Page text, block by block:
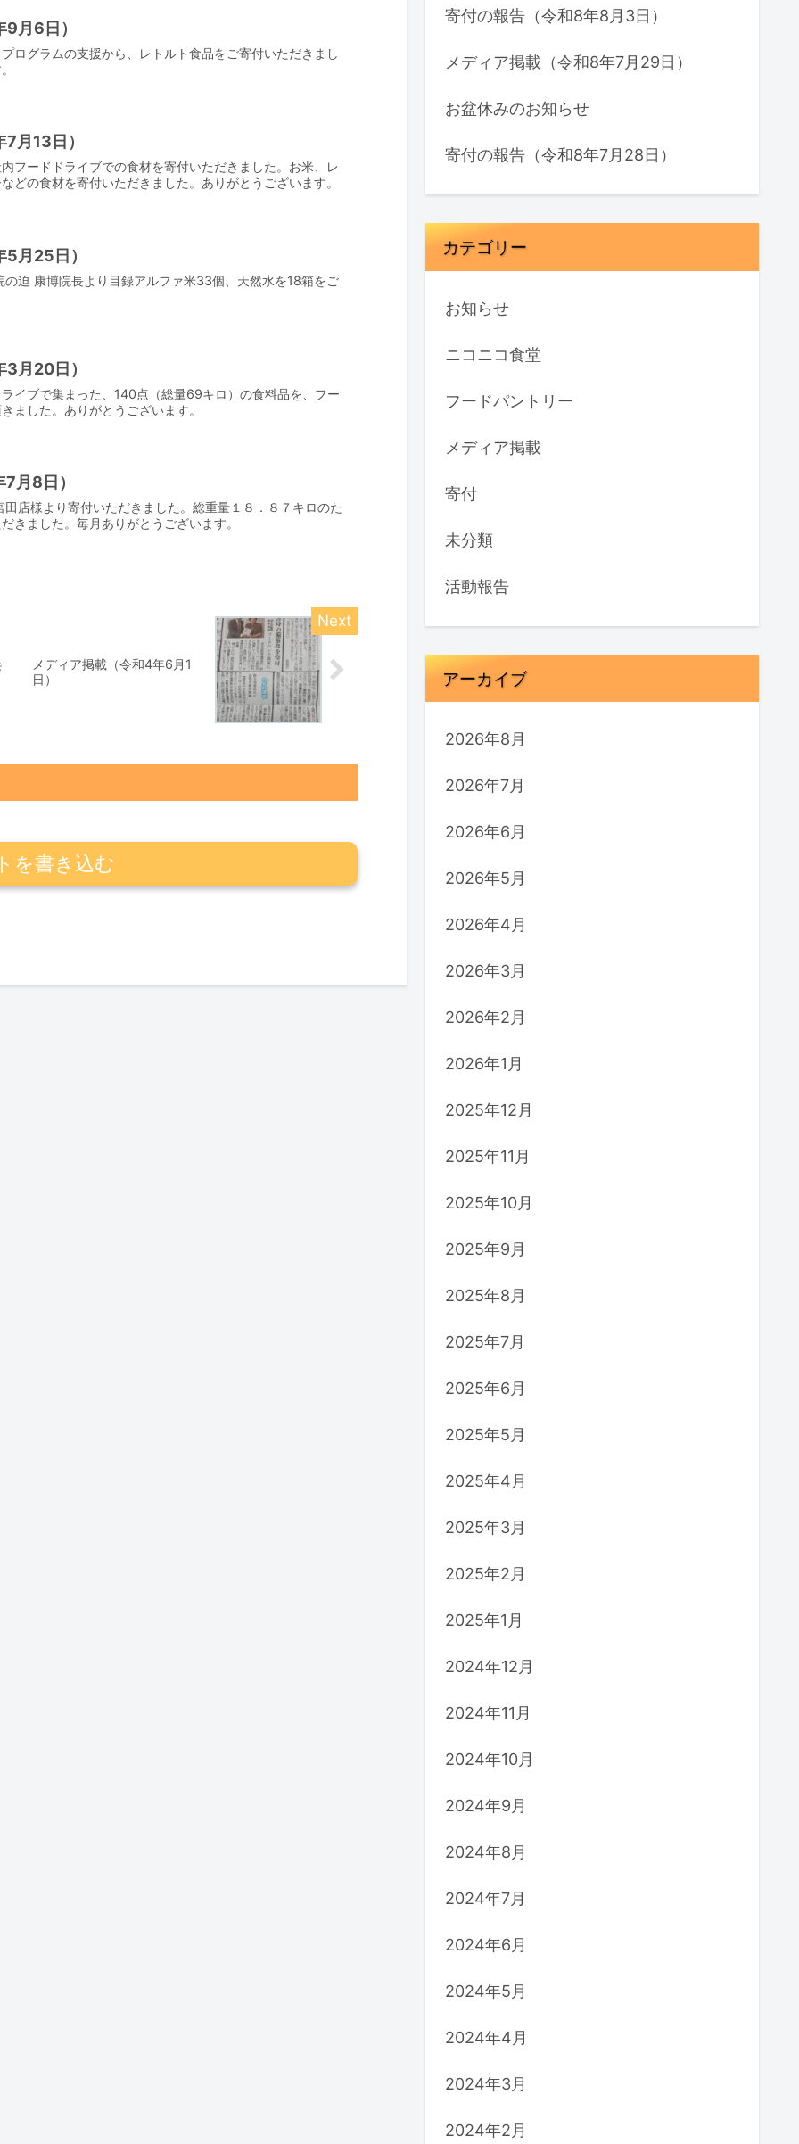
月6日）
ログラムの支援から、レトルト食品をご寄付いただきまし
月13日）
フードドライブでの食材を寄付いただきました。お米、レ
どの食材を寄付いただきました。ありがとうございます。
月25日）
の迫 康博院長より目録アルファ米33個、天然水を18箱をご
月20日）
イブで集まった、140点（総量69キロ）の食料品を、フー
ました。ありがとうございます。
月8日）
店様より寄付いただきました。総重量１８．８７キロのた
きました。毎月ありがとうございます。
メディア掲載（令和4年6月1
日）
を書き込む
寄付の報告（令和8年8月3日）
メディア掲載（令和8年7月29日）
お盆休みのお知らせ
寄付の報告（令和8年7月28日）
カテゴリー
お知らせ
ニコニコ食堂
フードパントリー
メディア掲載
寄付
未分類
活動報告
アーカイブ
2026年8月
2026年7月
2026年6月
2026年5月
2026年4月
2026年3月
2026年2月
2026年1月
2025年12月
2025年11月
2025年10月
2025年9月
2025年8月
2025年7月
2025年6月
2025年5月
2025年4月
2025年3月
2025年2月
2025年1月
2024年12月
2024年11月
2024年10月
2024年9月
2024年8月
2024年7月
2024年6月
2024年5月
2024年4月
2024年3月
2024年2月